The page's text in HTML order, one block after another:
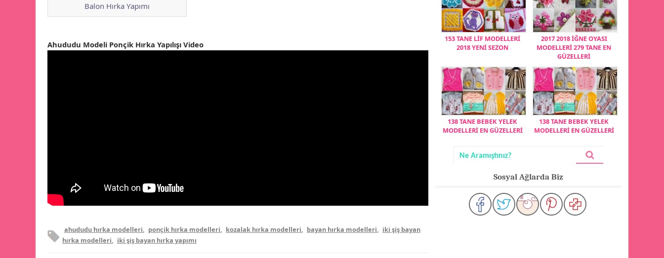
Balon Hırka Yapımı
Ahududu Modeli Ponçik Hırka Yapılışı Video
ahududu hırka modelleri, ponçik hırka modelleri, kozalak hırka modelleri, bayan hırka modelleri, iki şiş bayan
hırka modelleri, iki şiş bayan hırka yapımı
153 TANE LİF MODELLERİ
2018 YENİ SEZON
2017 2018 İĞNE OYASI
MODELLERİ 279 TANE EN
GÜZELLERİ
138 TANE BEBEK YELEK
MODELLERİ EN GÜZELLERİ
138 TANE BEBEK YELEK
MODELLERİ EN GÜZELLERİ
Sosyal Ağlarda Biz